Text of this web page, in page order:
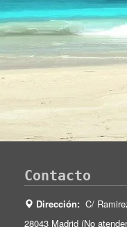
Contacto
Dirección: C/
28043 Madrid (No